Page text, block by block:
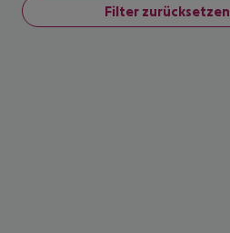
Filter zurücksetzen